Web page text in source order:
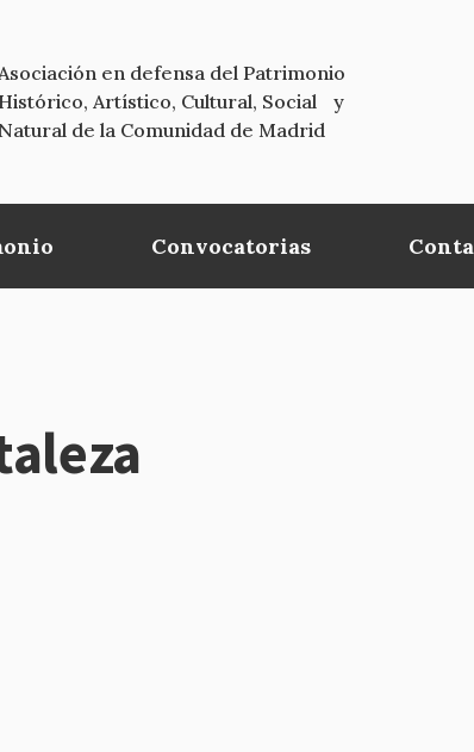
en defensa del Patrimonio
Histórico, Artístico, Cultural, Social y
Natural de la Comunidad de Madrid
Convocatorias